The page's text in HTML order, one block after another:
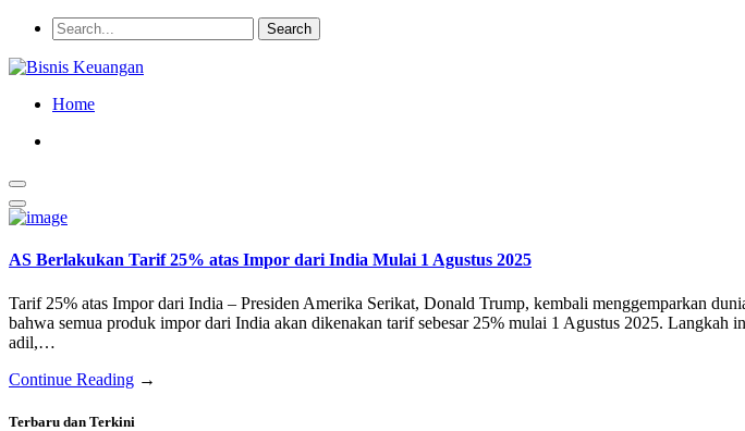
Home
AS Berlakukan Tarif 25% atas Impor dari India Mulai 1 Agustus 2025
Tarif 25% atas Impor dari India – Presiden Amerika Serikat, Donald Trump, kembali menggemparkan
bahwa semua produk impor dari India akan dikenakan tarif sebesar 25% mulai 1 Agustus 2025.
adil,…
Continue Reading →
Terbaru dan Terkini